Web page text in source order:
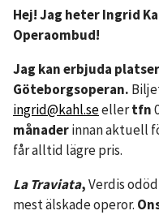
Hej! Jag heter Ingrid
Operaombud!
Jag kan erbjuda
Göteborgsoperan.
ingrid@kahl.seellertfn
månaderinnan aktuell
får alltid lägre pris.
La Traviata,Verdis
mest älskade operor.